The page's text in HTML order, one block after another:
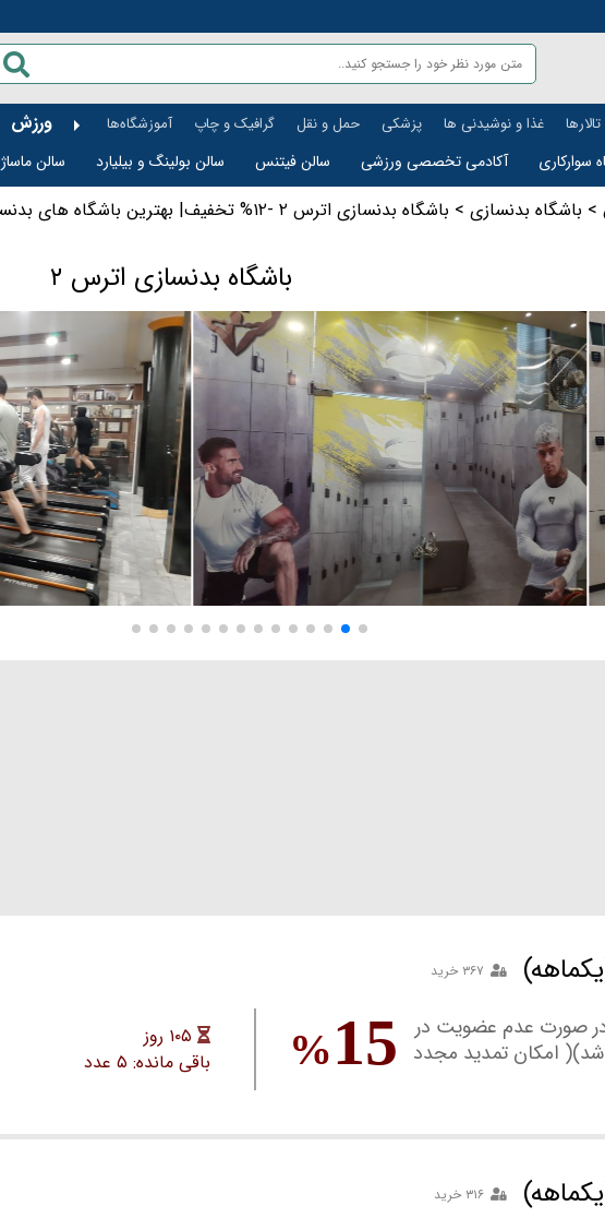
حمل و نقل
ورزش‌های سالنی و روباز
خدماتی
پزشکی و درمان
تالارها غذا و نوشیدنی ها پزشکی حمل و نقل گرافیک و چاپ آموزشگاه‌ها ورزش
تماس با ما
سبد خرید فروشگاه پرتال امور قضایی سوارکاری آکادمی تخصصی ورزشی سالن فیتنس سالن بولینگ و بیلیارد سالن ماساژ
هیات های ورزشی
پیست پینت بال سالن رزمی
> باشگاه بدنسازی > باشگاه بدنسازی اترس ۲ -۱۲% تخفیف| بهترین باشگاه های بدنسازی اصفهان
باشگاه بدنسازی اترس ۲
۳۶۷ خرید
۷ صبح الی ۲۳/ (در صورت عدم عضویت در
امکان تمدید مجدد
15
%
۱۰۵ روز
باقی مانده: ۵ عدد
۳۱۶ خرید